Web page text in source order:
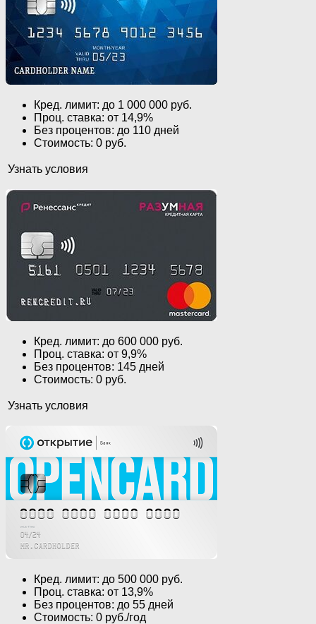
Кред. лимит: до 1 000 000 руб.
Проц. ставка: от 14,9%
Без процентов: до 110 дней
Стоимость: 0 руб.
Узнать условия
Кред. лимит: до 600 000 руб.
Проц. ставка: от 9,9%
Без процентов: 145 дней
Стоимость: 0 руб.
Узнать условия
Кред. лимит: до 500 000 руб.
Проц. ставка: от 13,9%
Без процентов: до 55 дней
Стоимость: 0 руб./год